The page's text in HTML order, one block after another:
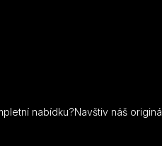
nabídku?Navštiv náš